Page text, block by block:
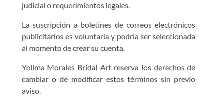
judicial o requerimientos legales.
La suscripción a boletines de correos electrónicos
publicitarios es voluntaria y podría ser seleccionada
al momento de crear su cuenta.
Yolima Morales Bridal Art reserva los derechos de
cambiar o de modificar estos términos sin previo
aviso.